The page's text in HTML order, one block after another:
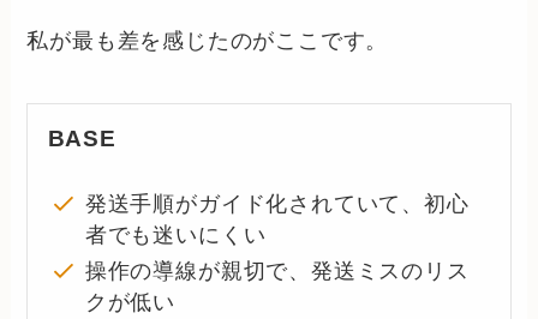
私が最も差を感じたのがここです。
BASE
発送手順がガイド化されていて、初心
者でも迷いにくい
操作の導線が親切で、発送ミスのリス
クが低い